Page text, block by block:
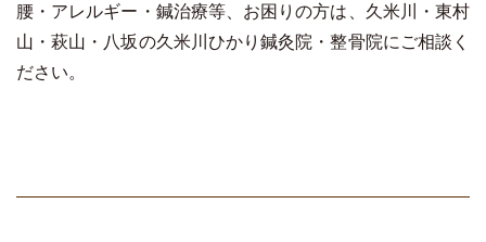
腰・アレルギー・鍼治療等、お困りの方は、久米川・東村
山・萩山・八坂の久米川ひかり鍼灸院・整骨院にご相談く
ださい。